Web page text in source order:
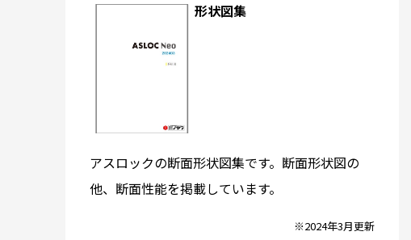
形状図集
アスロックの断面形状図集です。断面形状図の
他、断面性能を掲載しています。
※2024年3月更新